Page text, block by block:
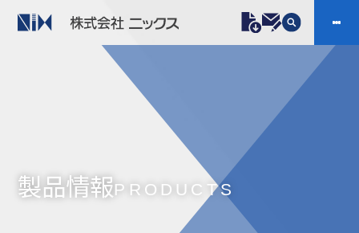
プラスチックファスナー 機構部品
ケーブルマーカー
樹脂継手、配管施工
防虫忌避製品ARINIX プリント基板実装関連
会社案内
IR
製品情報PRODUCTS